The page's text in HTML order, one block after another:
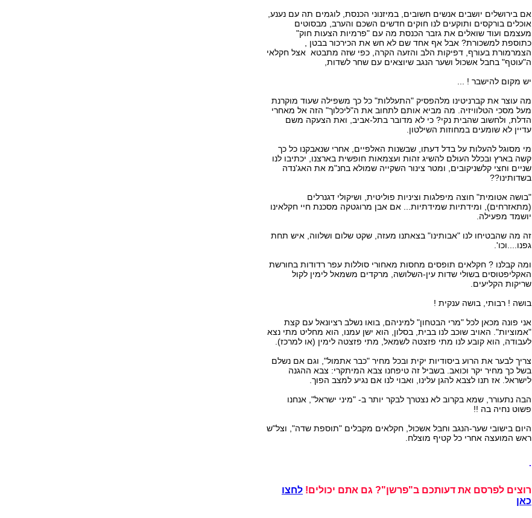
אם בירושלים יושבים אנשים חשובים, במיזנוני הכנסת, לוגמים תה עם נענע,
אוכלים בורקסים ותוקעים לנו חוקים חדשים השכם והערב, מבסוטים
מעצמם ועוד שואלים את גזבר הכנסת מה עם "פרמיות הצעות חוק"
כתוספת למשכורת? אבל אף אחד שם לא חש את הכירכור בבטן ,
הצמרמורת בעורף, דפיקות הלב והזעה הקרה, כפי שזה מתבטא אצל חקלאי
ה"עוטף" בחבל אשכול ושער הנגב שיוצאים עם שחר לשדות,
יש מקום להישבר ! ...
מה עוצר את קברניטינו מלהפסיק "התעללות" כל כך משפילה שעוד מוקרנת
מעל מסכי הטלוויזיה. מה מביא אותם לתחוב את ה"ליכלוך" הזה אל מאחרי
הדלת, ולחשוב שהבית נקי? כי לא מדובר בתל-אביב, ואת הצעקה משם
עדיין לא שומעים במחוזות השילטון.
מי מסוגל להעלות על בדל דעתו, שבשנות האלפיים, אחרי שנאבקנו כל כך
קשה בארץ ובכלל העולם להשיג זהות ועצמאות חופשית בארצנו, יכתיבו לנו
שניים וחצי קלשניקובים, ומטר צינור השקייה שמולא בחנ"מ את האג'נדה
בשדותינו??
"בושה אטומית" חוצה מיפלגות וציניות פוליטית, ושיקולי דגנרלים
(מתאזרחים), ומידתיות שמידתיות... אם אבן מרוגטקה מסכנת חיי חקלאינו
יושמד מפעילה.
זה מה שהבטיחו לנו "אבותינו" בצאתנו מעזה, שקט שלום ושלווה, איש תחת
גפנו....וכו'.
ומה קבלנו ? חקלאים תופסים מחסות מאחורי סוללות עפר רדודות בחורשת
האקליפטוסים בשולי שדות עין-השלושה, מרקדים משמאל לימין לקול
שריקות הקליעים.
בושה ! רבותי, בושה ענקית !
אני פונה מכאן לכל "מרי הבטחון" למיניהם, בואו נשלב רציונאל עם קצת
"אמוציות". האויב שוכב לנו בבית, בסלון, הוא ישן עמנו, הוא מחליט מתי נצא
לעבודה, הוא קובע לנו מתי פזצטה לשמאל, מתי פזצטה לימין (או למרכז).
צריך לבער את הרוע ביסודיות יקית ובכל מחיר "כבר אתמול", וגם אם נשלם
בשל כך מחיר יקר וכואב. בשביל זה טיפחנו צבא המיתקרי: צבא ההגנה
לישראל. אז תנו לצבא להגן עלינו, ואבוי לנו אם נגיע למצב הפוך.
הבה נתעורר, שמא בקרוב לא נצטרך לבקר יותר ב- "מיני ישראל", אנחנו
פשוט נחיה בה !!
היום בישובי שער-הנגב וחבל אשכול, חקלאים מקבלים "תוספת שדה", וצל"ש
ראש המועצה אחרי כל קטיף מוצלח.
.
רוצים לפרסם את דעותכם ב"פרשן"? גם אתם יכולים! לחצו
כאן